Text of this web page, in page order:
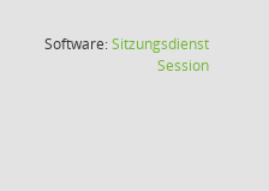
Software:Sitzungsdienst
Session(Wird in